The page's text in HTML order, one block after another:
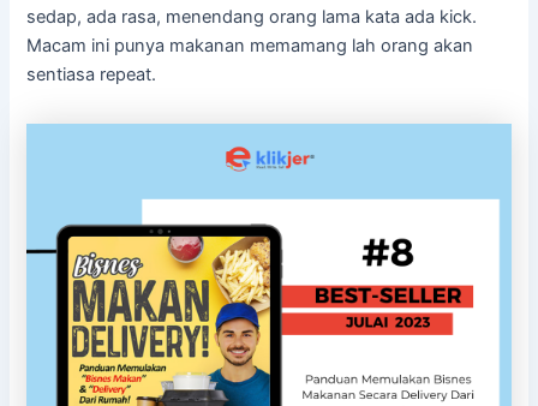
sedap, ada rasa, menendang orang lama kata ada kick.
Macam ini punya makanan memamang lah orang akan
sentiasa repeat.